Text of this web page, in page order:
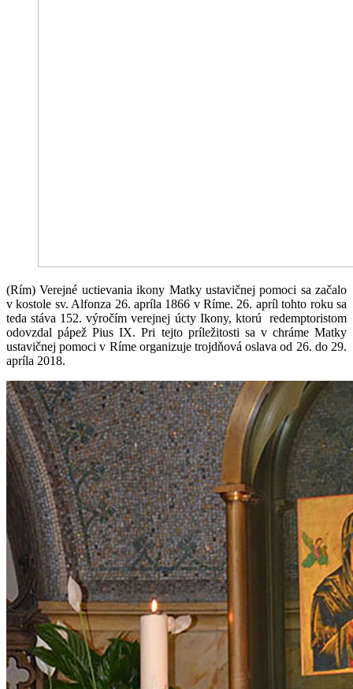
(Rím) Verejné uctievania ikony Matky ustavičnej pomoci sa začalo
v kostole sv. Alfonza 26. apríla 1866 v Ríme. 26. apríl tohto roku sa
teda stáva 152. výročím verejnej úcty Ikony, ktorú redemptoristom
odovzdal pápež Pius IX.Pri tejto príležitosti sa v chráme Matky
ustavičnej pomoci v Ríme organizuje trojdňová oslava od 26. do 29.
apríla 2018.